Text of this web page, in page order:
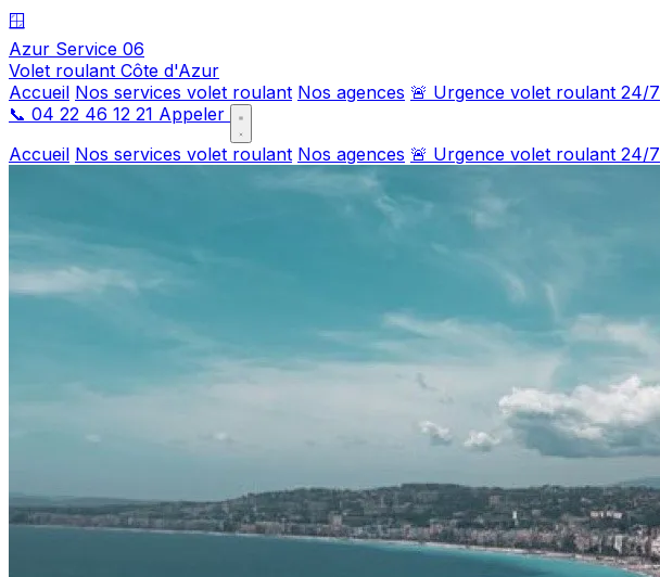
🪟
Azur Service 06
Volet roulant Côte d'Azur
Accueil Nos services volet roulant Nos agences 🚨 Urgence volet roulant 24/7
📞 04 22 46 12 21 Appeler
Accueil Nos services volet roulant Nos agences 🚨 Urgence volet roulant 24/7